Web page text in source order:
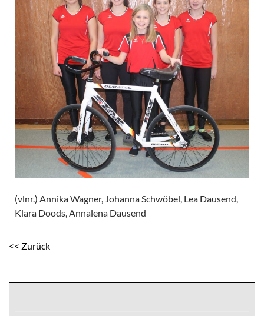
(vlnr.) Annika Wagner, Johanna Schwöbel, Lea Dausend,
Klara Doods, Annalena Dausend
<< Zurück